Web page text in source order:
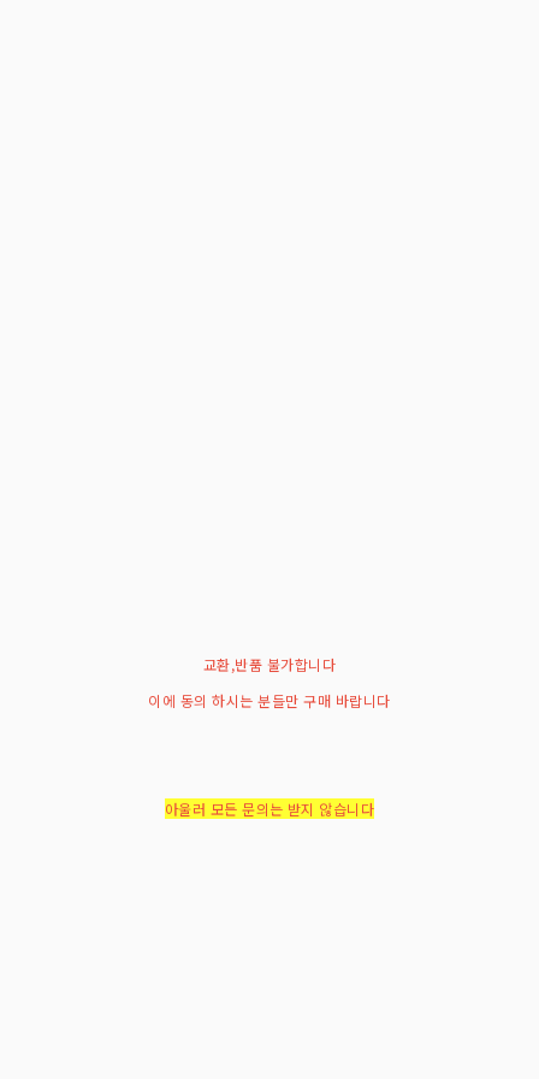
교환,반품 불가합니다
이에 동의 하시는 분들만 구매 바랍니다
아울러 모든 문의는 받지 않습니다